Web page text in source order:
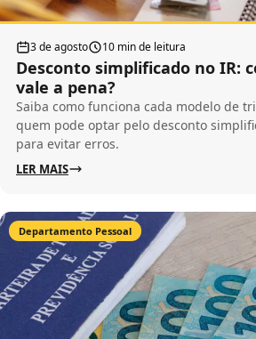
3 de agosto 10 min de leitura
Desconto simplificado no IR:
vale a pena?
Saiba como funciona cada modelo de
quem pode optar pelo desconto
para evitar erros.
LER MAIS
Departamento Pessoal